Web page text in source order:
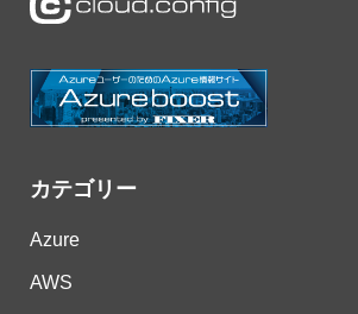
カテゴリー
Azure
AWS